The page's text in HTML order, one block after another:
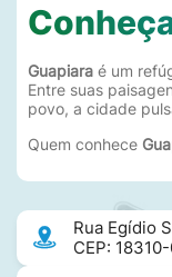
Guapiara é um
Entre suas
povo, a cidade
Quem conhece
Rua Egídio
CEP: